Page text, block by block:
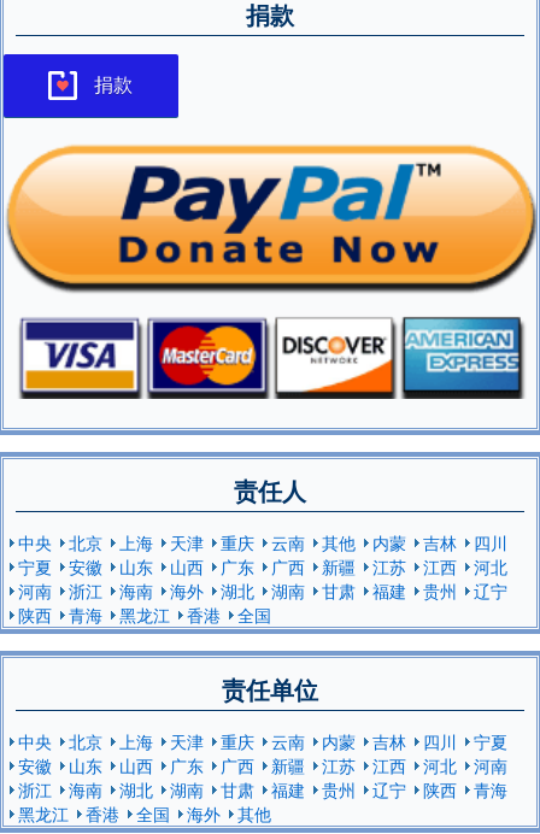
捐款
捐款
责任人
中央 北京 上海 天津 重庆 云南 其他 内蒙 吉林
四川
宁夏
安徽 山东 山西 广东 广西 新疆 江苏 江西
河北
河南
浙江 海南 海外 湖北 湖南 甘肃 福建 贵州
辽宁
陕西
青海 黑龙江 香港 全国
责任单位
中央 北京 上海 天津 重庆 云南 内蒙 吉林 四川
宁夏
安徽
山东 山西 广东 广西 新疆 江苏 江西 河北
河南
浙江
海南 湖北 湖南 甘肃 福建 贵州 辽宁 陕西
青海
黑龙江
香港 全国 海外 其他